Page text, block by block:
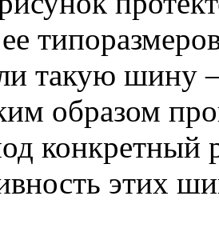
такую шину
образом
конкретный
этих